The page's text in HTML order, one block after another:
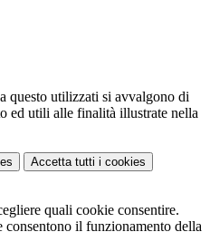
questo utilizzati si avvalgono di
ed utili alle finalità illustrate nella
Accetta tutti i cookies
quali cookie consentire.
consentono il funzionamento della